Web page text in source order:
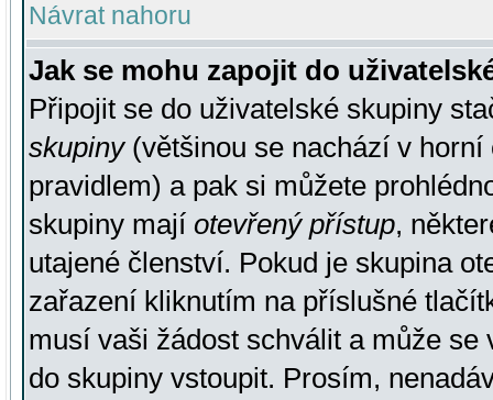
Návrat nahoru
Jak se mohu zapojit do
Připojit se do uživatelské skupiny
skupiny(většinou se nachází v horní
pravidlem) a pak si můžete
skupiny mají otevřený přístup,
utajené členství. Pokud je skupina
zařazení kliknutím na příslušné
musí vaši žádost schválit a může se
do skupiny vstoupit. Prosím,